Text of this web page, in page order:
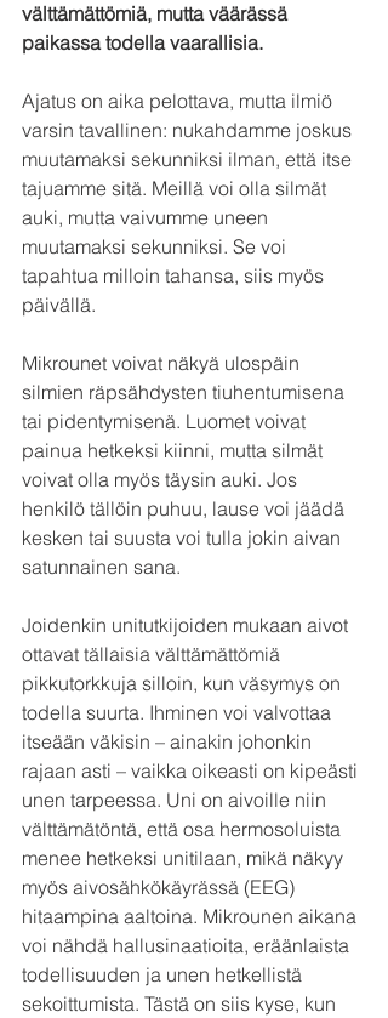
välttämättömiä, mutta väärässä
paikassa todella vaarallisia.
Ajatus on aika pelottava, mutta ilmiö
varsin tavallinen: nukahdamme joskus
muutamaksi sekunniksi ilman, että itse
tajuamme sitä. Meillä voi olla silmät
auki, mutta vaivumme uneen
muutamaksi sekunniksi. Se voi
tapahtua milloin tahansa, siis myös
päivällä.
Mikrounet voivat näkyä ulospäin
silmien räpsähdysten tiuhentumisena
tai pidentymisenä. Luomet voivat
painua hetkeksi kiinni, mutta silmät
voivat olla myös täysin auki. Jos
henkilö tällöin puhuu, lause voi jäädä
kesken tai suusta voi tulla jokin aivan
satunnainen sana.
Joidenkin unitutkijoiden mukaan aivot
ottavat tällaisia välttämättömiä
pikkutorkkuja silloin, kun väsymys on
todella suurta. Ihminen voi valvottaa
itseään väkisin – ainakin johonkin
rajaan asti – vaikka oikeasti on kipeästi
unen tarpeessa. Uni on aivoille niin
välttämätöntä, että osa hermosoluista
menee hetkeksi unitilaan, mikä näkyy
myös aivosähkökäyrässä (EEG)
hitaampina aaltoina. Mikrounen aikana
voi nähdä hallusinaatioita, eräänlaista
todellisuuden ja unen hetkellistä
sekoittumista. Tästä on siis kyse, kun